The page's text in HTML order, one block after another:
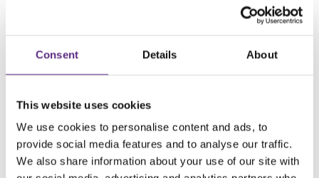
Consent Details About
This website uses cookies
We use cookies to personalise content and ads, to
provide social media features and to analyse our traffic.
We also share information about your use of our site with
noen som hadde bruk for han. Ja, sa Posten. Først som
postbud, deretter i skranken. Sigve ble der i 24 år.
I 1993 fikk han og kona sin andre datter. En nydelig, velskapt
jente som ikke ville sove. Våkenettene ble mange. Sigves epilepsi
ble verre, legebesøkene hyppige, undersøkelsene tallrike.
– Mangel på søvn og dårlig søvn har alltid vært triggere for meg.